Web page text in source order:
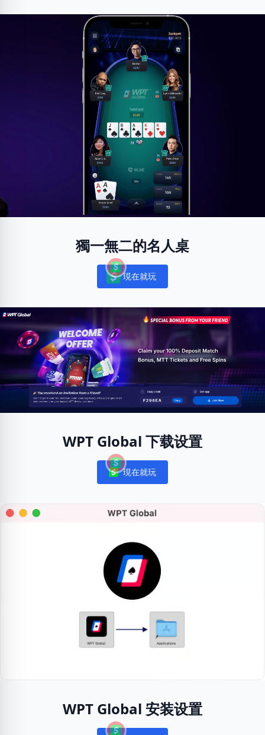
獨一無二的名人桌
Notifications
現在就玩
WPT Global 下载设置
Notifications
現在就玩
WPT Global 安装设置